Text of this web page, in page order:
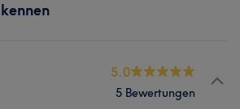
5.0
5 Bewertungen